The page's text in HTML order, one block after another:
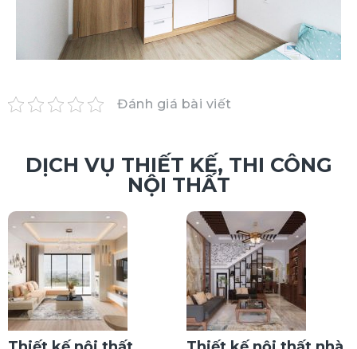
Đánh giá bài viết
DỊCH VỤ THIẾT KẾ, THI CÔNG
NỘI THẤT